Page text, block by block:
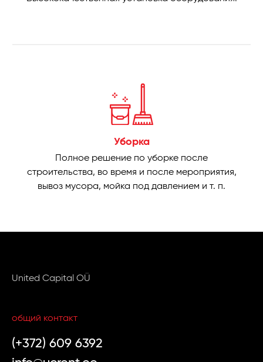
Уборка
Полное решение по уборке после
строительства, во время и после мероприятия,
вывоз мусора, мойка под давлением и т. п.
United Capital OÜ
общий контакт
(+372) 609 6392